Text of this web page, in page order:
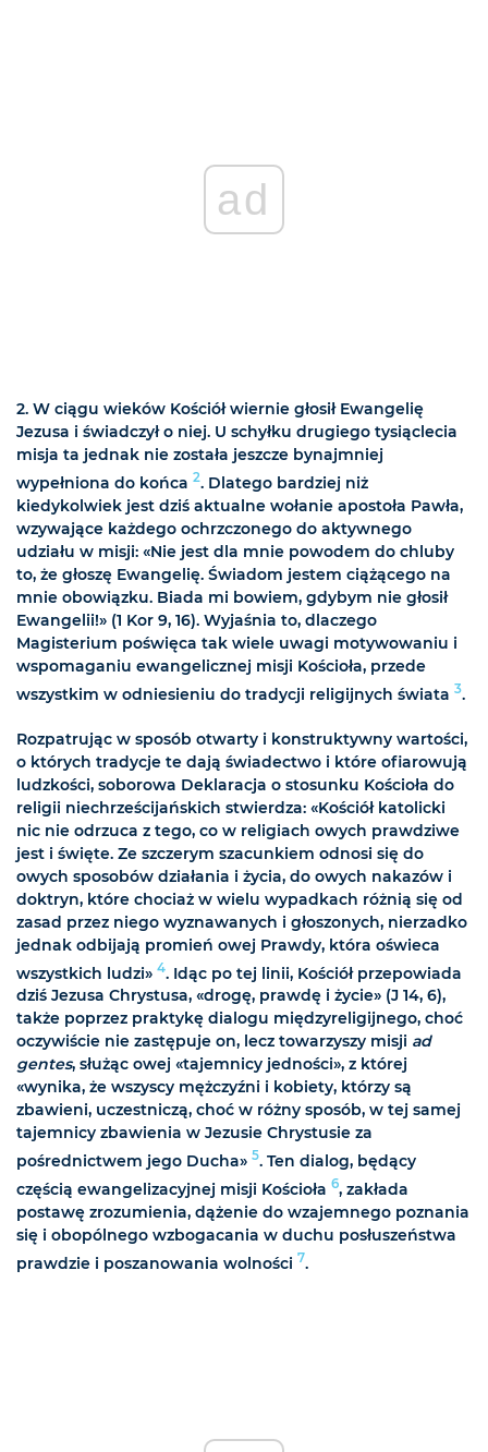
ad
2. W ciągu wieków Kościół wiernie głosił Ewangelię
Jezusa i świadczył o niej. U schyłku drugiego tysiąclecia
misja ta jednak nie została jeszcze bynajmniej
wypełniona do końca 2. Dlatego bardziej niż
kiedykolwiek jest dziś aktualne wołanie apostoła Pawła,
wzywające każdego ochrzczonego do aktywnego
udziału w misji: «Nie jest dla mnie powodem do chluby
to, że głoszę Ewangelię. Świadom jestem ciążącego na
mnie obowiązku. Biada mi bowiem, gdybym nie głosił
Ewangelii!» (1 Kor 9, 16). Wyjaśnia to, dlaczego
Magisterium poświęca tak wiele uwagi motywowaniu i
wspomaganiu ewangelicznej misji Kościoła, przede
wszystkim w odniesieniu do tradycji religijnych świata 3.
Rozpatrując w sposób otwarty i konstruktywny wartości,
o których tradycje te dają świadectwo i które ofiarowują
ludzkości, soborowa Deklaracja o stosunku Kościoła do
religii niechrześcijańskich stwierdza: «Kościół katolicki
nic nie odrzuca z tego, co w religiach owych prawdziwe
jest i święte. Ze szczerym szacunkiem odnosi się do
owych sposobów działania i życia, do owych nakazów i
doktryn, które chociaż w wielu wypadkach różnią się od
zasad przez niego wyznawanych i głoszonych, nierzadko
jednak odbijają promień owej Prawdy, która oświeca
wszystkich ludzi» 4. Idąc po tej linii, Kościół przepowiada
dziś Jezusa Chrystusa, «drogę, prawdę i życie» (J 14, 6),
także poprzez praktykę dialogu międzyreligijnego, choć
oczywiście nie zastępuje on, lecz towarzyszy misji ad
gentes, służąc owej «tajemnicy jedności», z której
«wynika, że wszyscy mężczyźni i kobiety, którzy są
zbawieni, uczestniczą, choć w różny sposób, w tej samej
tajemnicy zbawienia w Jezusie Chrystusie za
pośrednictwem jego Ducha» 5. Ten dialog, będący
częścią ewangelizacyjnej misji Kościoła 6, zakłada
postawę zrozumienia, dążenie do wzajemnego poznania
się i obopólnego wzbogacania w duchu posłuszeństwa
prawdzie i poszanowania wolności 7.